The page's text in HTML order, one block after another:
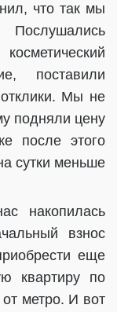
что так мы
Послушались
поставили
Мы не
подняли цену
после этого
сутки меньше
накопилась
взнос
еще
квартиру по
метро. И вот